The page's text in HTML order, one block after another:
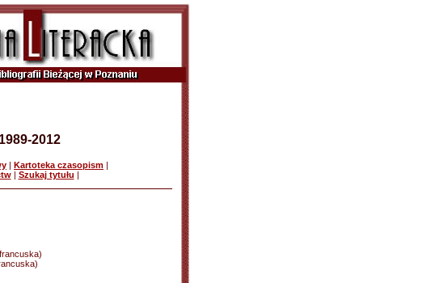
2012
| Kartoteka czasopism |
| Szukaj tytułu |